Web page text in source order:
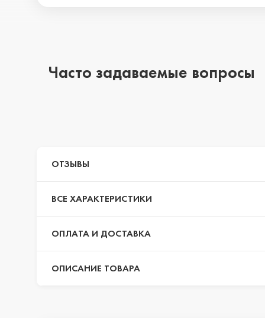
iPhone 14
Часто задаваемые вопросы
ОТЗЫВЫ
ВСЕ ХАРАКТЕРИСТИКИ
ОПЛАТА И ДОСТАВКА
ОПИСАНИЕ ТОВАРА